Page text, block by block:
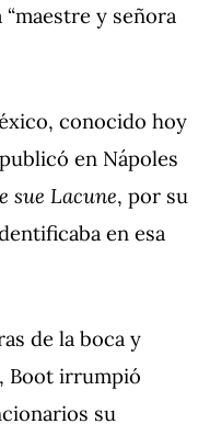
y señora
conocido hoy
en Nápoles
sue Lacune, por su
en esa
de la boca y
Boot irrumpió
su